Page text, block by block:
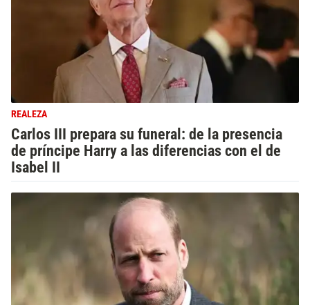
REALEZA
Carlos III prepara su funeral: de la presencia
de príncipe Harry a las diferencias con el de
Isabel II